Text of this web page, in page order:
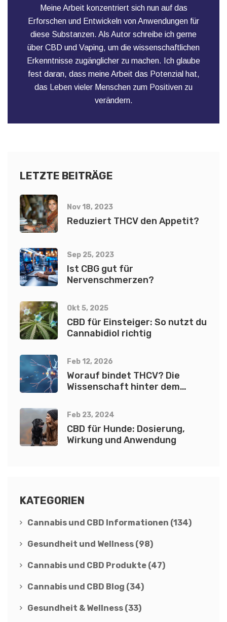
Meine Arbeit konzentriert sich nun auf das
Erforschen und Entwickeln von Anwendungen für
diese Substanzen. Als Autor schreibe ich gerne
über CBD und Vaping, um die wissenschaftlichen
Erkenntnisse zugänglicher zu machen. Ich glaube
fest daran, dass meine Arbeit das Potenzial hat,
das Leben vieler Menschen zum Positiven zu
verändern.
LETZTE BEITRÄGE
Nov 18, 2023
Reduziert THCV den Appetit?
Sep 25, 2023
Ist CBG gut für
Nervenschmerzen?
Okt 5, 2025
CBD für Einsteiger: So nutzt du
Cannabidiol richtig
Feb 12, 2026
Worauf bindet THCV? Die
Wissenschaft hinter dem
Feb 23, 2024
CBD für Hunde: Dosierung,
Wirkung und Anwendung
KATEGORIEN
Cannabis und CBD Informationen (134)
Gesundheit und Wellness (98)
Cannabis und CBD Produkte (47)
Cannabis und CBD Blog (34)
Gesundheit & Wellness (33)